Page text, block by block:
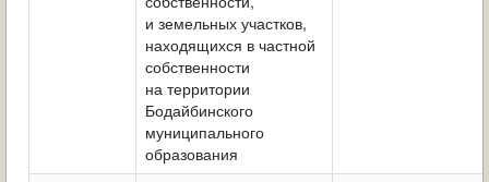
и земельных участков,
находящихся в частной
собственности
на территории
Бодайбинского
муниципального
образования